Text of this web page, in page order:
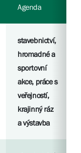
Agenda
stavebnictví,
hromadné a
sportovní
akce, práce s
veřejností,
krajinný ráz
a výstavba